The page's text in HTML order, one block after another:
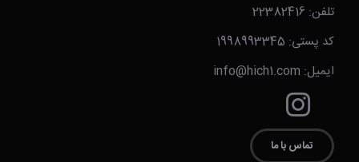
تلفن: 22382416
کد پستی: 1998993345
ایمیل: info@hich1.com
تماس با ما